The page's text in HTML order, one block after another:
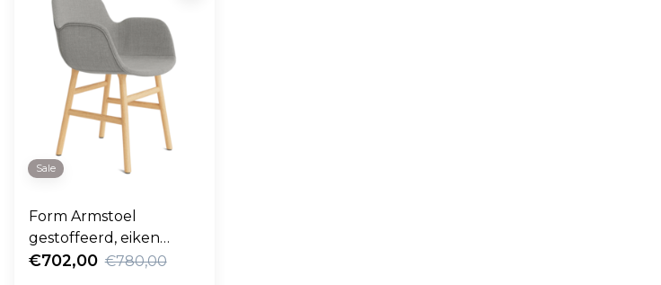
Sale
Form Armstoel
gestoffeerd, eiken
poten
€702,00 €780,00